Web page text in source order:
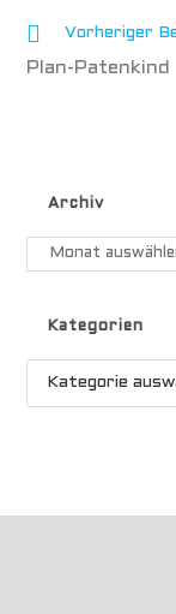
Vorheriger
Plan-Patenkind
Archiv
Kategorien